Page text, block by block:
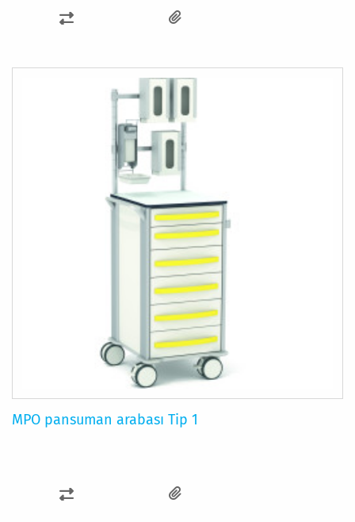
KARŞILAŞTIRMA
EKLE
MPO pansuman arabası Tip 1
KARŞILAŞTIRMA